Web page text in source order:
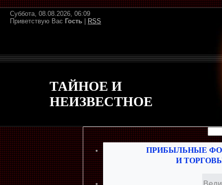
Суббота, 08.08.2026, 06:09
Приветствую Вас Гость RSS
ТАЙНОЕ И
НЕИЗВЕСТНОЕ
ПРИБЫЛЬНЫЕ
И